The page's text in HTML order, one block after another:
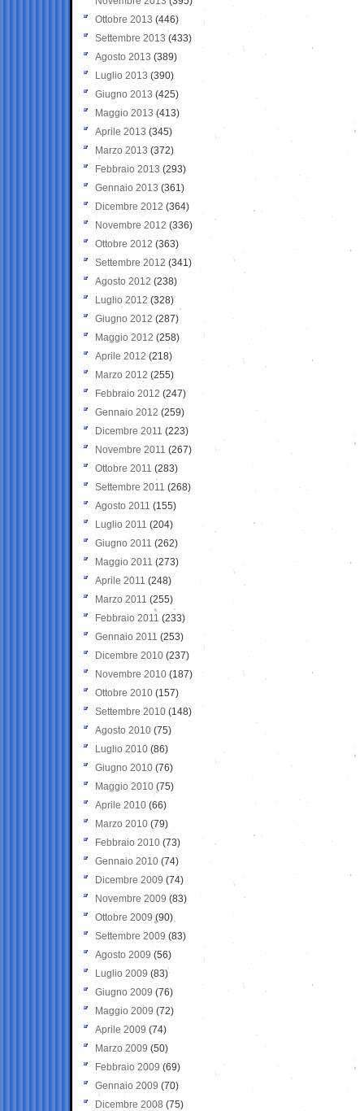
Ottobre 2013 (446)
Settembre 2013 (433)
Agosto 2013 (389)
Luglio 2013 (390)
Giugno 2013 (425)
Maggio 2013 (413)
Aprile 2013 (345)
Marzo 2013 (372)
Febbraio 2013 (293)
Gennaio 2013 (361)
Dicembre 2012 (364)
Novembre 2012 (336)
Ottobre 2012 (363)
Settembre 2012 (341)
Agosto 2012 (238)
Luglio 2012 (328)
Giugno 2012 (287)
Maggio 2012 (258)
Aprile 2012 (218)
Marzo 2012 (255)
Febbraio 2012 (247)
Gennaio 2012 (259)
Dicembre 2011 (223)
Novembre 2011 (267)
Ottobre 2011 (283)
Settembre 2011 (268)
Agosto 2011 (155)
Luglio 2011 (204)
Giugno 2011 (262)
Maggio 2011 (273)
Aprile 2011 (248)
Marzo 2011 (255)
Febbraio 2011 (233)
Gennaio 2011 (253)
Dicembre 2010 (237)
Novembre 2010 (187)
Ottobre 2010 (157)
Settembre 2010 (148)
Agosto 2010 (75)
Luglio 2010 (86)
Giugno 2010 (76)
Maggio 2010 (75)
Aprile 2010 (66)
Marzo 2010 (79)
Febbraio 2010 (73)
Gennaio 2010 (74)
Dicembre 2009 (74)
Novembre 2009 (83)
Ottobre 2009 (90)
Settembre 2009 (83)
Agosto 2009 (56)
Luglio 2009 (83)
Giugno 2009 (76)
Maggio 2009 (72)
Aprile 2009 (74)
Marzo 2009 (50)
Febbraio 2009 (69)
Gennaio 2009 (70)
Dicembre 2008 (75)